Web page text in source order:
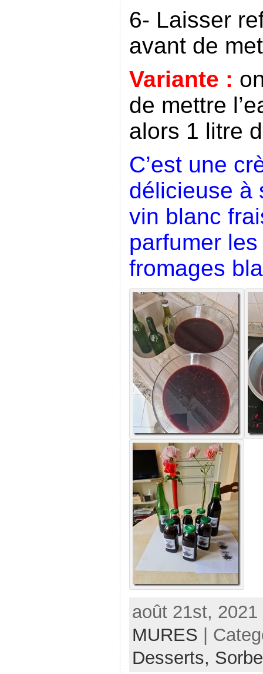
6- Laisser
avant de
Variante :
de mettre
alors 1 litre
C’est une
délicieuse à
vin blanc
parfumer
fromages
août 21st,
MURES |
Desserts,